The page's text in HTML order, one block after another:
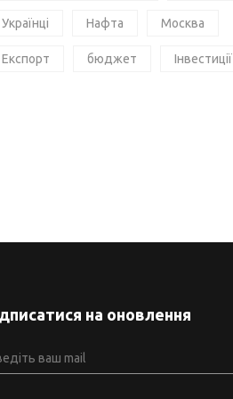
Українці Нафта Москва
Експорт бюджет Інвестиції
на оновлення